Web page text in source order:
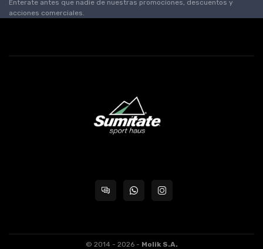
Enterate antes que nadie de nuestras promociones, descuentos y
acciones comerciales.
© 2014 - 2026 - Molik S.A.